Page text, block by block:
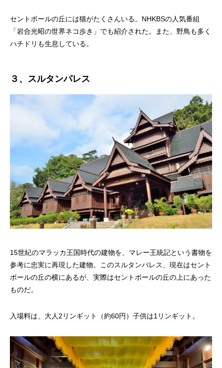
セントポールの丘には猫がたくさんいる。NHKBSの人気番組
「岩合光昭の世界ネコ歩き」でも紹介された。また、野鳥も多く
ハチドリも生息している。
３、スルタンパレス
15世紀のマラッカ王国時代の建物を、マレー王統記という書物を
参考に忠実に再現した建物。このスルタンパレス、現在はセント
ポールの丘の横にあるが、実際はセントポールの丘の上にあった
ものだ。
入場料は、大人2リンギット（約60円）子供は1リンギット。